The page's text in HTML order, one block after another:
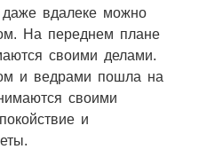
даже вдалеке можно
На переднем плане
своими делами.
и ведрами пошла на
своими
и